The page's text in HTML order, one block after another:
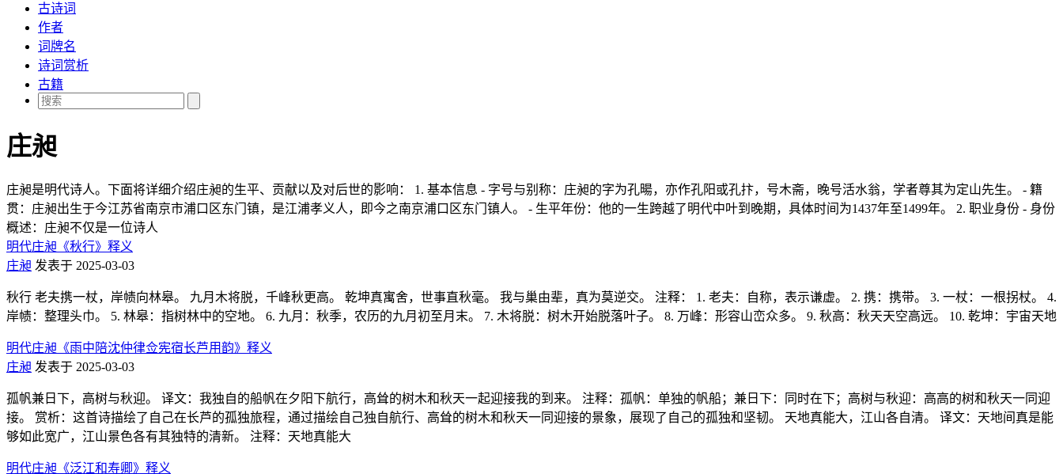
古诗词
作者
词牌名
诗词赏析
古籍
庄昶
庄昶是明代诗人。下面将详细介绍庄昶的生平、贡献以及对后世的影响： 1. 基本信息 - 字号与别称：庄昶的字为孔暘，亦作孔阳或孔抃，号木斋，晚号活水翁，学者尊其为定山先生。 - 籍
贯：庄昶出生于今江苏省南京市浦口区东门镇，是江浦孝义人，即今之南京浦口区东门镇人。 - 生平年份：他的一生跨越了明代中叶到晚期，具体时间为1437年至1499年。 2. 职业身份 - 身份
概述：庄昶不仅是一位诗人
明代庄昶《秋行》释义
庄昶 发表于 2025-03-03
秋行 老夫携一杖，岸帻向林皋。 九月木将脱，千峰秋更高。 乾坤真寓舍，世事直秋毫。 我与巢由辈，真为莫逆交。 注释： 1. 老夫：自称，表示谦虚。 2. 携：携带。 3. 一杖：一根拐杖。 4.
岸帻：整理头巾。 5. 林皋：指树林中的空地。 6. 九月：秋季，农历的九月初至月末。 7. 木将脱：树木开始脱落叶子。 8. 万峰：形容山峦众多。 9. 秋高：秋天天空高远。 10. 乾坤：宇宙天地
明代庄昶《雨中陪沈仲律佥宪宿长芦用韵》释义
庄昶 发表于 2025-03-03
孤帆兼日下，高树与秋迎。 译文：我独自的船帆在夕阳下航行，高耸的树木和秋天一起迎接我的到来。 注释：孤帆：单独的帆船；兼日下：同时在下；高树与秋迎：高高的树和秋天一同迎
接。 赏析：这首诗描绘了自己在长芦的孤独旅程，通过描绘自己独自航行、高耸的树木和秋天一同迎接的景象，展现了自己的孤独和坚韧。 天地真能大，江山各自清。 译文：天地间真是能
够如此宽广，江山景色各有其独特的清新。 注释：天地真能大
明代庄昶《泛江和寿卿》释义